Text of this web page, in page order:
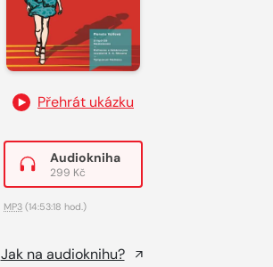
Přehrát ukázku
Audiokniha
299 Kč
MP3 (14:53:18 hod.)
Jak na audioknihu?